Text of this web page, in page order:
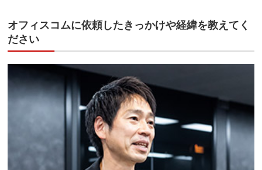
オフィスコムに依頼したきっかけや経緯を教えてく
ださい